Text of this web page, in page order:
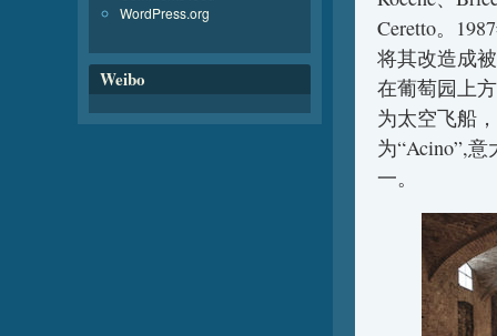
Ceretto。
将其改造成
在葡萄园上
为太空飞船
为“Acino”,
一。
WordPress.org
Weibo